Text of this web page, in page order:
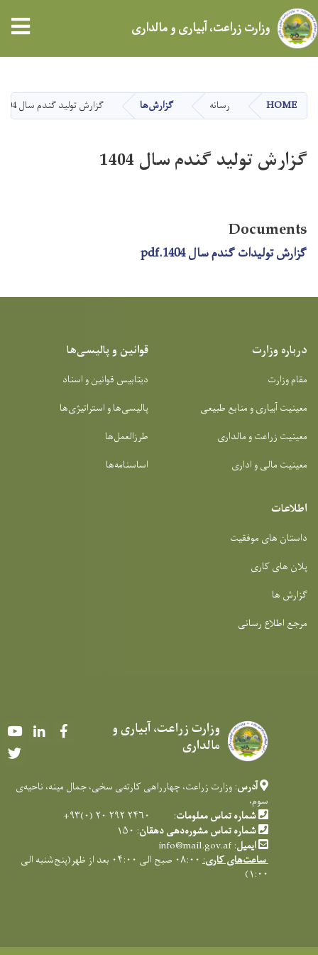
main
content
وزارت زراعت، آبیاری و مالداری
HOME رسانه گزارش‌ها گزارش تولید گندم سال 1404
گزارش تولید گندم سال 1404
Documents
گزارش تولیدات گندم سال 1404.pdf
درباره وزارت
مقام وزارت
معینیت آبیاری و منابع طبیعی
معینیت زراعت و مالداری
معینیت مالی و اداری
قوانین و پالیسی‌ها
دیتابیس قوانین و اسناد
پالیسی‌ها و استراتیژی‌ها
طرزالعمل‌ها
اساسنامه‌ها
اطلاعات
داستان های موفقیت
پلان های کاری
گزارش ها
مرجع اطلاع رسانی
وزارت زراعت، آبیاری و
مالداری
YoutubeLinkedIn
آدرس: وزارت زراعت، چهارراهی کارته‌‍ی سخی، جمال مینه، ناحیه‌ی
سوم،
شماره تماس معلومات: ۲۴۶۰ ۲۹۲ ۲۰ (۰)۹۳+
شماره تماس مشوره‌دهی دهقان: ۱۵۰
ایمیل:
info@mail.gov.af
ساعت‌های کاری:
۰۸:۰۰ صبح الی ۰۴:۰۰ بعد از ظهر(پنج‌شنبه الی
۱:۰۰)